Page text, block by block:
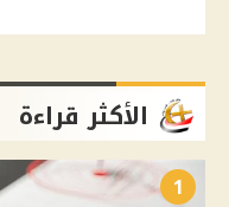
الأكثر قراءة
1